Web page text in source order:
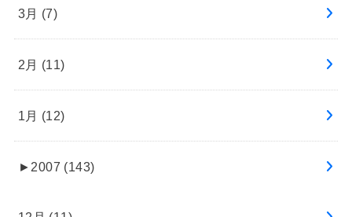
3月 (7)
2月 (11)
1月 (12)
► 2007 (143)